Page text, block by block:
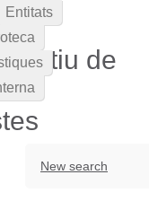
de
New search
Entitats